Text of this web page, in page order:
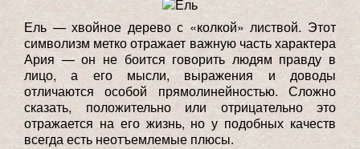
Ель — хвойное дерево с «колкой» листвой. Этот
символизм метко отражает важную часть характера
Ария — он не боится говорить людям правду в
лицо, а его мысли, выражения и доводы
отличаются особой прямолинейностью. Сложно
сказать, положительно или отрицательно это
отражается на его жизнь, но у подобных качеств
всегда есть неотъемлемые плюсы.